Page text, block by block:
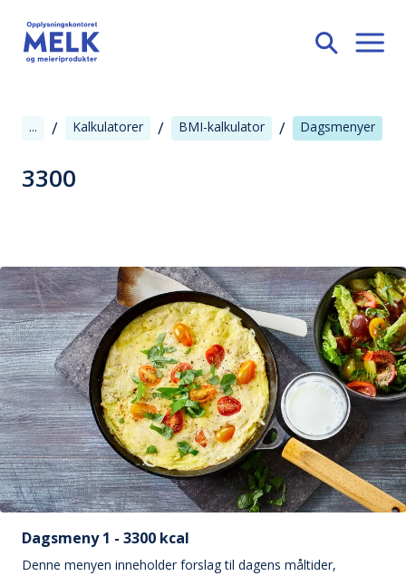
... / Kalkulatorer / BMI-kalkulator / Dagsmenyer
3300
Dagsmeny 1 - 3300 kcal
Denne menyen inneholder forslag til dagens måltider,